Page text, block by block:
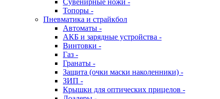
Сувенирные ножи -
Топоры -
Пневматика и страйкбол
Автоматы -
АКБ и зарядные устройства -
Винтовки -
Газ -
Гранаты -
Защита (очки маски наколенники) -
ЗИП -
Крышки для оптических прицелов -